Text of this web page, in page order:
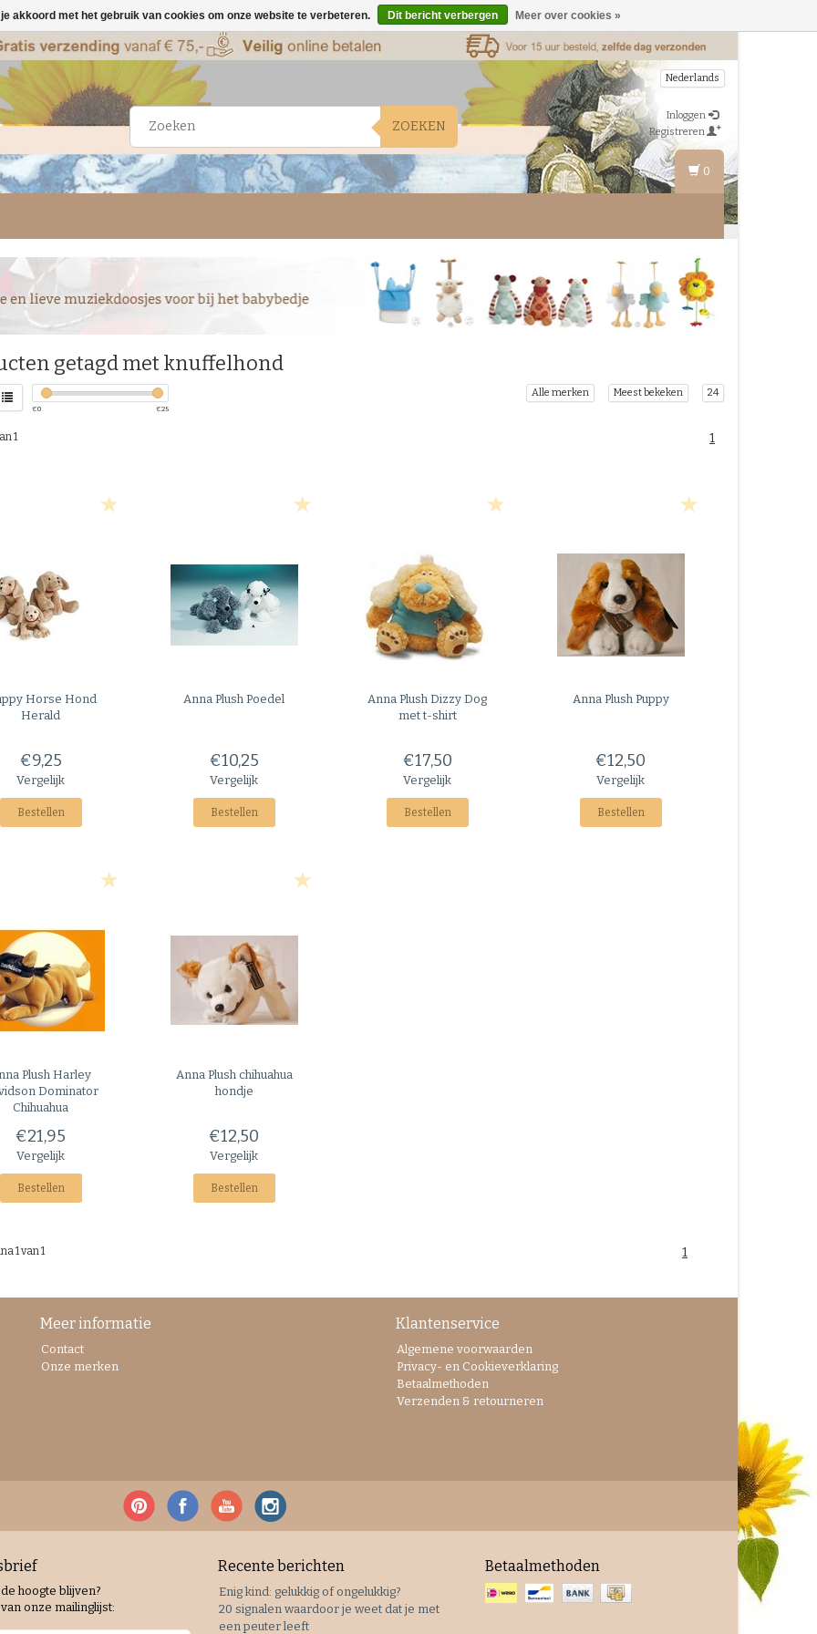
ZOEKEN
Nederlands
Inloggen
Registreren
0
getagd met knuffelhond
€0 €25
Alle merken Meest bekeken 24
1 1
Horse Hond
Herald
€9,25
Vergelijk
Bestellen
Anna Plush Poedel
€10,25
Vergelijk
Bestellen
Anna Plush Dizzy Dog
met t-shirt
€17,50
Vergelijk
Bestellen
Anna Plush Puppy
€12,50
Vergelijk
Bestellen
Plush Harley
Dominator
Chihuahua
€21,95
Vergelijk
Bestellen
Anna Plush chihuahua
hondje
€12,50
Vergelijk
Bestellen
1 van 1 1
Meer informatie
Contact
Onze merken
Klantenservice
Algemene voorwaarden
Privacy- en Cookieverklaring
Betaalmethoden
Verzenden & retourneren
hoogte blijven?
onze mailinglijst:
Recente berichten
Enig kind: gelukkig of ongelukkig?
20 signalen waardoor je weet dat je met
een peuter leeft
Betaalmethoden
akkoord met het gebruik van cookies om onze website te verbeteren. Dit bericht verbergen Meer over cookies »